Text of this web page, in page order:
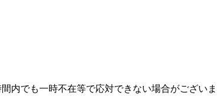
内でも一時不在等で応対できない場合がござい